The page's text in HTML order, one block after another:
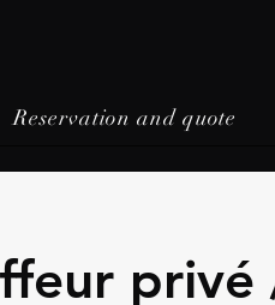
Reservation and quote
privé